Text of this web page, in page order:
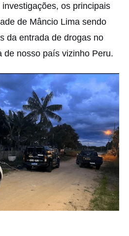
os principais
de Mâncio Lima sendo
da entrada de drogas no
de nosso país vizinho Peru.